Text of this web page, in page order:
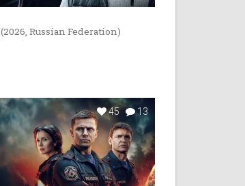
(2026, Russian Federation)
45 13